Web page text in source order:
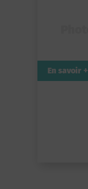
En savoir +